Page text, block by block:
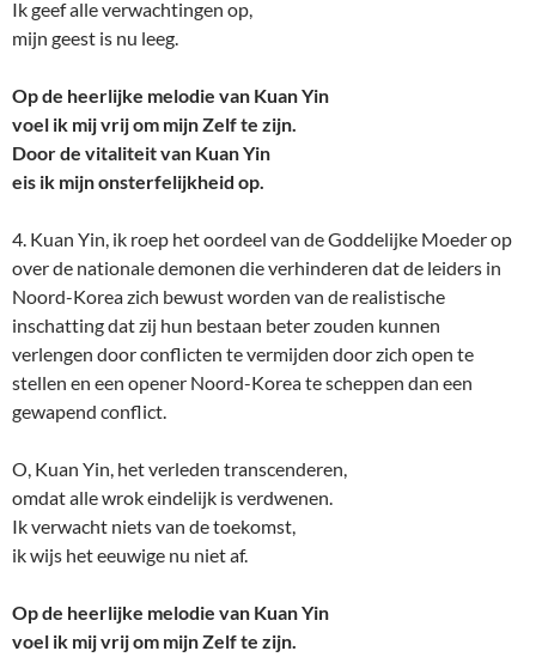
Ik geef alle verwachtingen op,
mijn geest is nu leeg.
Op de heerlijke melodie van Kuan Yin
voel ik mij vrij om mijn Zelf te zijn.
Door de vitaliteit van Kuan Yin
eis ik mijn onsterfelijkheid op.
4. Kuan Yin, ik roep het oordeel van de Goddelijke Moeder op
over de nationale demonen die verhinderen dat de leiders in
Noord-Korea zich bewust worden van de realistische
inschatting dat zij hun bestaan beter zouden kunnen
verlengen door conflicten te vermijden door zich open te
stellen en een opener Noord-Korea te scheppen dan een
gewapend conflict.
O, Kuan Yin, het verleden transcenderen,
omdat alle wrok eindelijk is verdwenen.
Ik verwacht niets van de toekomst,
ik wijs het eeuwige nu niet af.
Op de heerlijke melodie van Kuan Yin
voel ik mij vrij om mijn Zelf te zijn.